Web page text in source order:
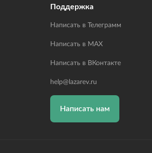
Поддержка
Написать в Телеграмм
Написать в MAX
Написать в ВКонтакте
help@lazarev.ru
Написать нам